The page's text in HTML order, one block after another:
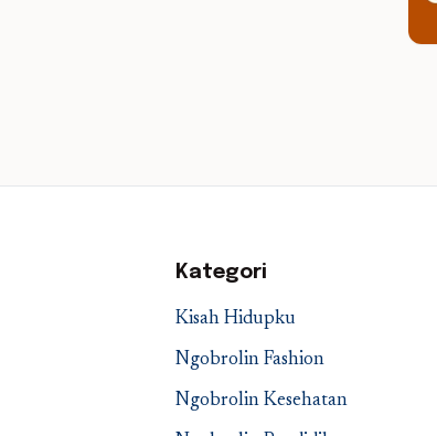
Kategori
Kisah Hidupku
Ngobrolin Fashion
Ngobrolin Kesehatan